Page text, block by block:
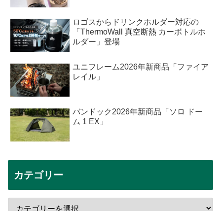
ロゴスからドリンクホルダー対応の
「ThermoWall 真空断熱 カーボトルホ
ルダー」登場
ユニフレーム2026年新商品「ファイア
レイル」
バンドック2026年新商品「ソロ ドー
ム 1 EX」
カテゴリー